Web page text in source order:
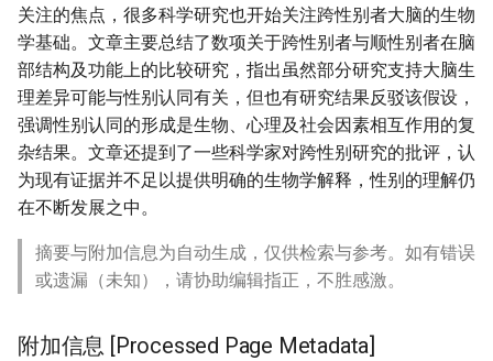
关注的焦点，很多科学研究也开始关注跨性别者大脑的生物
学基础。文章主要总结了数项关于跨性别者与顺性别者在脑
部结构及功能上的比较研究，指出虽然部分研究支持大脑生
理差异可能与性别认同有关，但也有研究结果反驳该假设，
强调性别认同的形成是生物、心理及社会因素相互作用的复
杂结果。文章还提到了一些科学家对跨性别研究的批评，认
为现有证据并不足以提供明确的生物学解释，性别的理解仍
在不断发展之中。
摘要与附加信息为自动生成，仅供检索与参考。如有错误
或遗漏（未知），请协助编辑指正，不胜感激。
附加信息 [Processed Page Metadata]